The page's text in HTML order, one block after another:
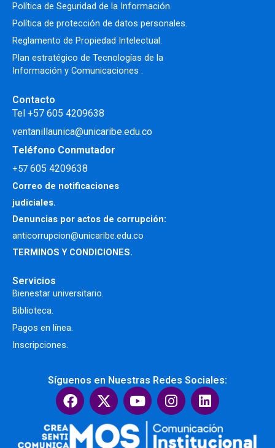
Política de Seguridad de la Información.
Política de protección de datos personales.
Reglamento de Propiedad Intelectual.
Plan estratégico de Tecnologías de la
Información y Comunicaciones .
Contacto
Tel +57 605 4209638
ventanillaunica@unicaribe.edu.co
Teléfono Conmutador
+57 605 4209638
Correo de notificaciones
judiciales.
Denuncias por actos de corrupción:
anticorrupcion@unicaribe.edu.co
TERMINOS Y CONDICIONES.
Servicios
Bienestar universitario.
Biblioteca.
Pagos en línea.
Inscripciones.
Síguenos en Nuestras Redes Sociales:
F
a
c
e
X
-
t
w
Y
o
u
t
I
n
s
t
L
i
n
k